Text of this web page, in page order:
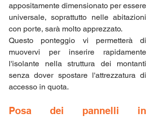
appositamente dimensionato per essere
universale, soprattutto nelle abitazioni
con porte, sarà molto apprezzato.
Questo ponteggio vi permetterà di
muovervi per inserire rapidamente
l'isolante nella struttura dei montanti
senza dover spostare l'attrezzatura di
accesso in quota.
Posa dei pannelli in